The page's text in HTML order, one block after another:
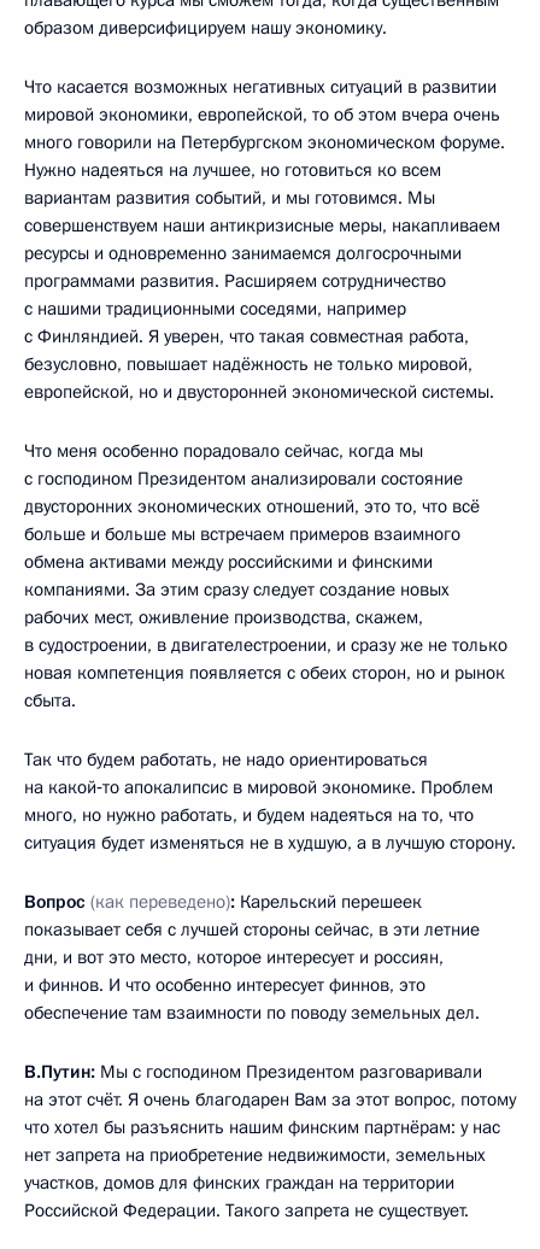
образом диверсифицируем нашу экономику.
Что касается возможных негативных ситуаций в развитии
мировой экономики, европейской, то об этом вчера очень
много говорили на Петербургском экономическом форуме.
Нужно надеяться на лучшее, но готовиться ко всем
вариантам развития событий, и мы готовимся. Мы
совершенствуем наши антикризисные меры, накапливаем
ресурсы и одновременно занимаемся долгосрочными
программами развития. Расширяем сотрудничество
с нашими традиционными соседями, например
с Финляндией. Я уверен, что такая совместная работа,
безусловно, повышает надёжность не только мировой,
европейской, но и двусторонней экономической системы.
Что меня особенно порадовало сейчас, когда мы
с господином Президентом анализировали состояние
двусторонних экономических отношений, это то, что всё
больше и больше мы встречаем примеров взаимного
обмена активами между российскими и финскими
компаниями. За этим сразу следует создание новых
рабочих мест, оживление производства, скажем,
в судостроении, в двигателестроении, и сразу же не только
новая компетенция появляется с обеих сторон, но и рынок
сбыта.
Так что будем работать, не надо ориентироваться
на какой‑то апокалипсис в мировой экономике. Проблем
много, но нужно работать, и будем надеяться на то, что
ситуация будет изменяться не в худшую, а в лучшую сторону.
Вопрос (как переведено): Карельский перешеек
показывает себя с лучшей стороны сейчас, в эти летние
дни, и вот это место, которое интересует и россиян,
и финнов. И что особенно интересует финнов, это
обеспечение там взаимности по поводу земельных дел.
В.Путин: Мы с господином Президентом разговаривали
на этот счёт. Я очень благодарен Вам за этот вопрос, потому
что хотел бы разъяснить нашим финским партнёрам: у нас
нет запрета на приобретение недвижимости, земельных
участков, домов для финских граждан на территории
Российской Федерации. Такого запрета не существует.